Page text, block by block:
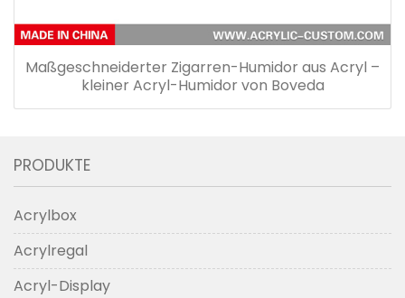
Maßgeschneiderter Zigarren-Humidor aus Acryl –
kleiner Acryl-Humidor von Boveda
PRODUKTE
Acrylbox
Acrylregal
Acryl-Display